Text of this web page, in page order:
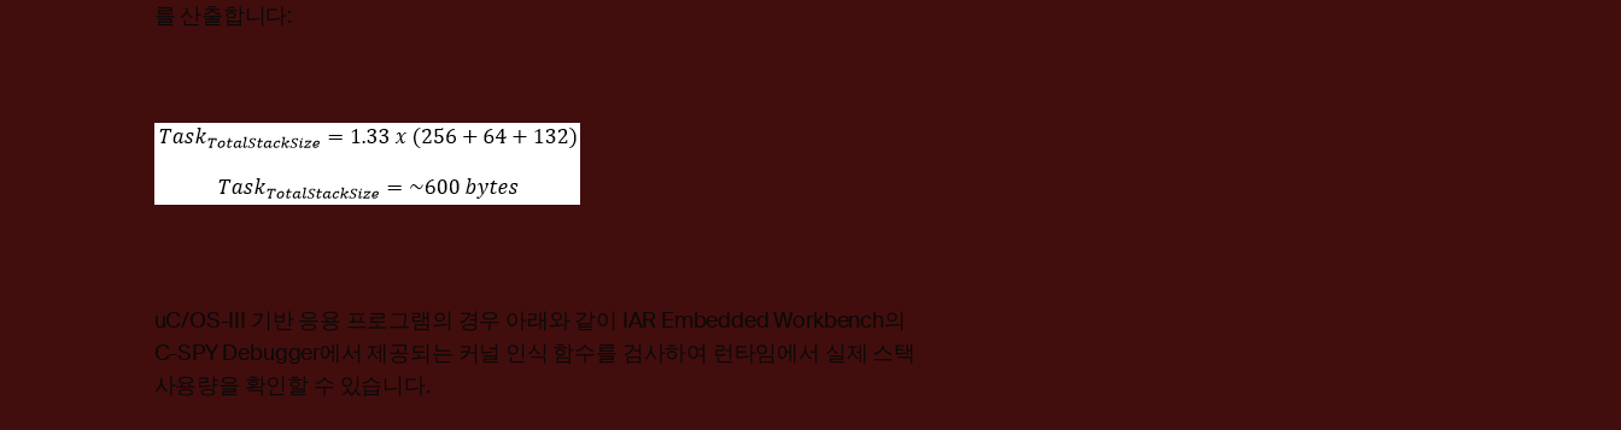
를 산출합니다:
uC/OS-III 기반 응용 프로그램의 경우 아래와 같이 IAR Embedded Workbench의
C-SPY Debugger에서 제공되는 커널 인식 함수를 검사하여 런타임에서 실제 스택
사용량을 확인할 수 있습니다.